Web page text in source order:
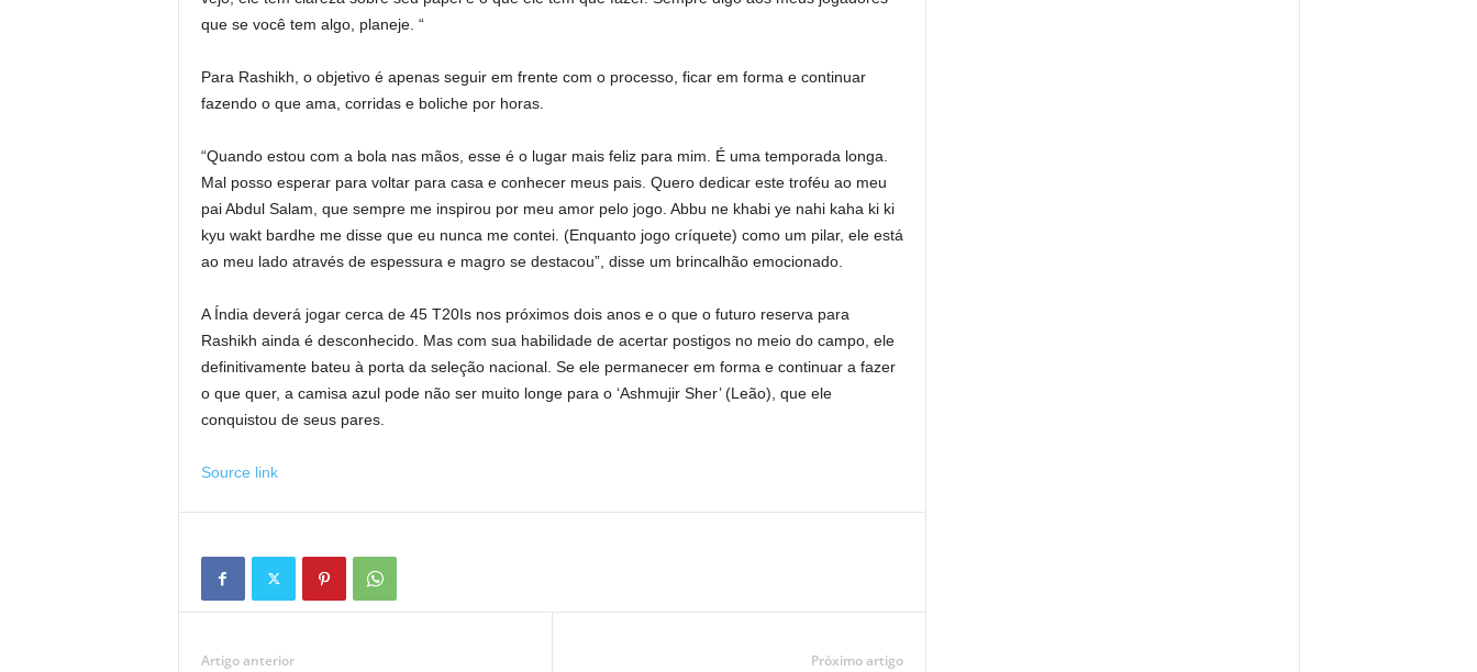
que se você tem algo, planeje. “
Para Rashikh, o objetivo é apenas seguir em frente com o processo, ficar em forma e continuar
fazendo o que ama, corridas e boliche por horas.
“Quando estou com a bola nas mãos, esse é o lugar mais feliz para mim. É uma temporada longa.
Mal posso esperar para voltar para casa e conhecer meus pais. Quero dedicar este troféu ao meu
pai Abdul Salam, que sempre me inspirou por meu amor pelo jogo. Abbu ne khabi ye nahi kaha ki ki
kyu wakt bardhe me disse que eu nunca me contei. (Enquanto jogo críquete) como um pilar, ele está
ao meu lado através de espessura e magro se destacou”, disse um brincalhão emocionado.
A Índia deverá jogar cerca de 45 T20Is nos próximos dois anos e o que o futuro reserva para
Rashikh ainda é desconhecido. Mas com sua habilidade de acertar postigos no meio do campo, ele
definitivamente bateu à porta da seleção nacional. Se ele permanecer em forma e continuar a fazer
o que quer, a camisa azul pode não ser muito longe para o ‘Ashmujir Sher’ (Leão), que ele
conquistou de seus pares.
Source link
Artigo anterior Próximo artigo